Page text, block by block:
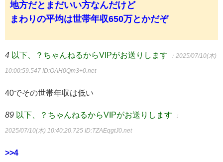
地方だとまだいい方なんだけど
まわりの平均は世帯年収650万とかだぞ
4 以下、？ちゃんねるからVIPがお送りします ：2025/07/10(木)
10:00:59.547 ID:OAH0Qm3+0.net
40でその世帯年収は低い
89 以下、？ちゃんねるからVIPがお送りします ：
2025/07/10(木) 10:40:20.725 ID:TZAEqgtJ0.net
>>4